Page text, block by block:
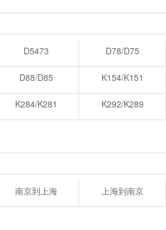
D5473 D78/D75
D88/D85 K154/K151
K284/K281 K292/K289
南京到上海 上海到南京